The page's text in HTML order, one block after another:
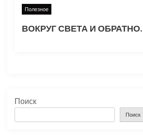
Полезное
Поиск
Поиск